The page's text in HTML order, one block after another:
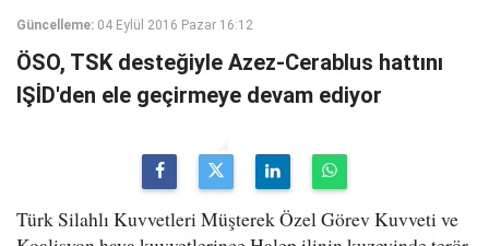
Güncelleme: 04 Eylül 2016 Pazar 16:12
ÖSO, TSK desteğiyle Azez-Cerablus hattını
IŞİD'den ele geçirmeye devam ediyor
Türk Silahlı Kuvvetleri Müşterek Özel Görev Kuvveti ve